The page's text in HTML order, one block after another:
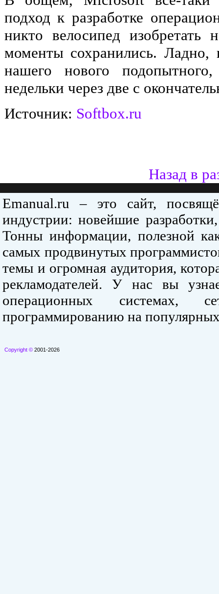
подход к разработке
никто велосипед
моменты сохранились. Ладно,
нашего нового
недельки через две с
Источник: Softbox.ru
Назад в
Emanual.ru – это сайт,
индустрии: новейшие
Тонны информации, полезной
самых продвинутых
темы и огромная аудитория,
рекламодателей. У нас вы
операционных системах,
программированию на
Copyright © 2001-2026